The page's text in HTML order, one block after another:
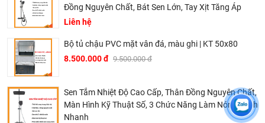
Đồng Nguyên Chất, Bát Sen Lớn, Tay Xịt Tăng Áp
Liên hệ
Bộ tủ chậu PVC mặt vân đá, màu ghi | KT 50x80
8.500.000 đ 9.500.000 đ
Sen Tắm Nhiệt Độ Cao Cấp, Thân Đồng Nguyên Chất,
Màn Hình Kỹ Thuật Số, 3 Chức Năng Làm Nóng Lạnh
Nhanh